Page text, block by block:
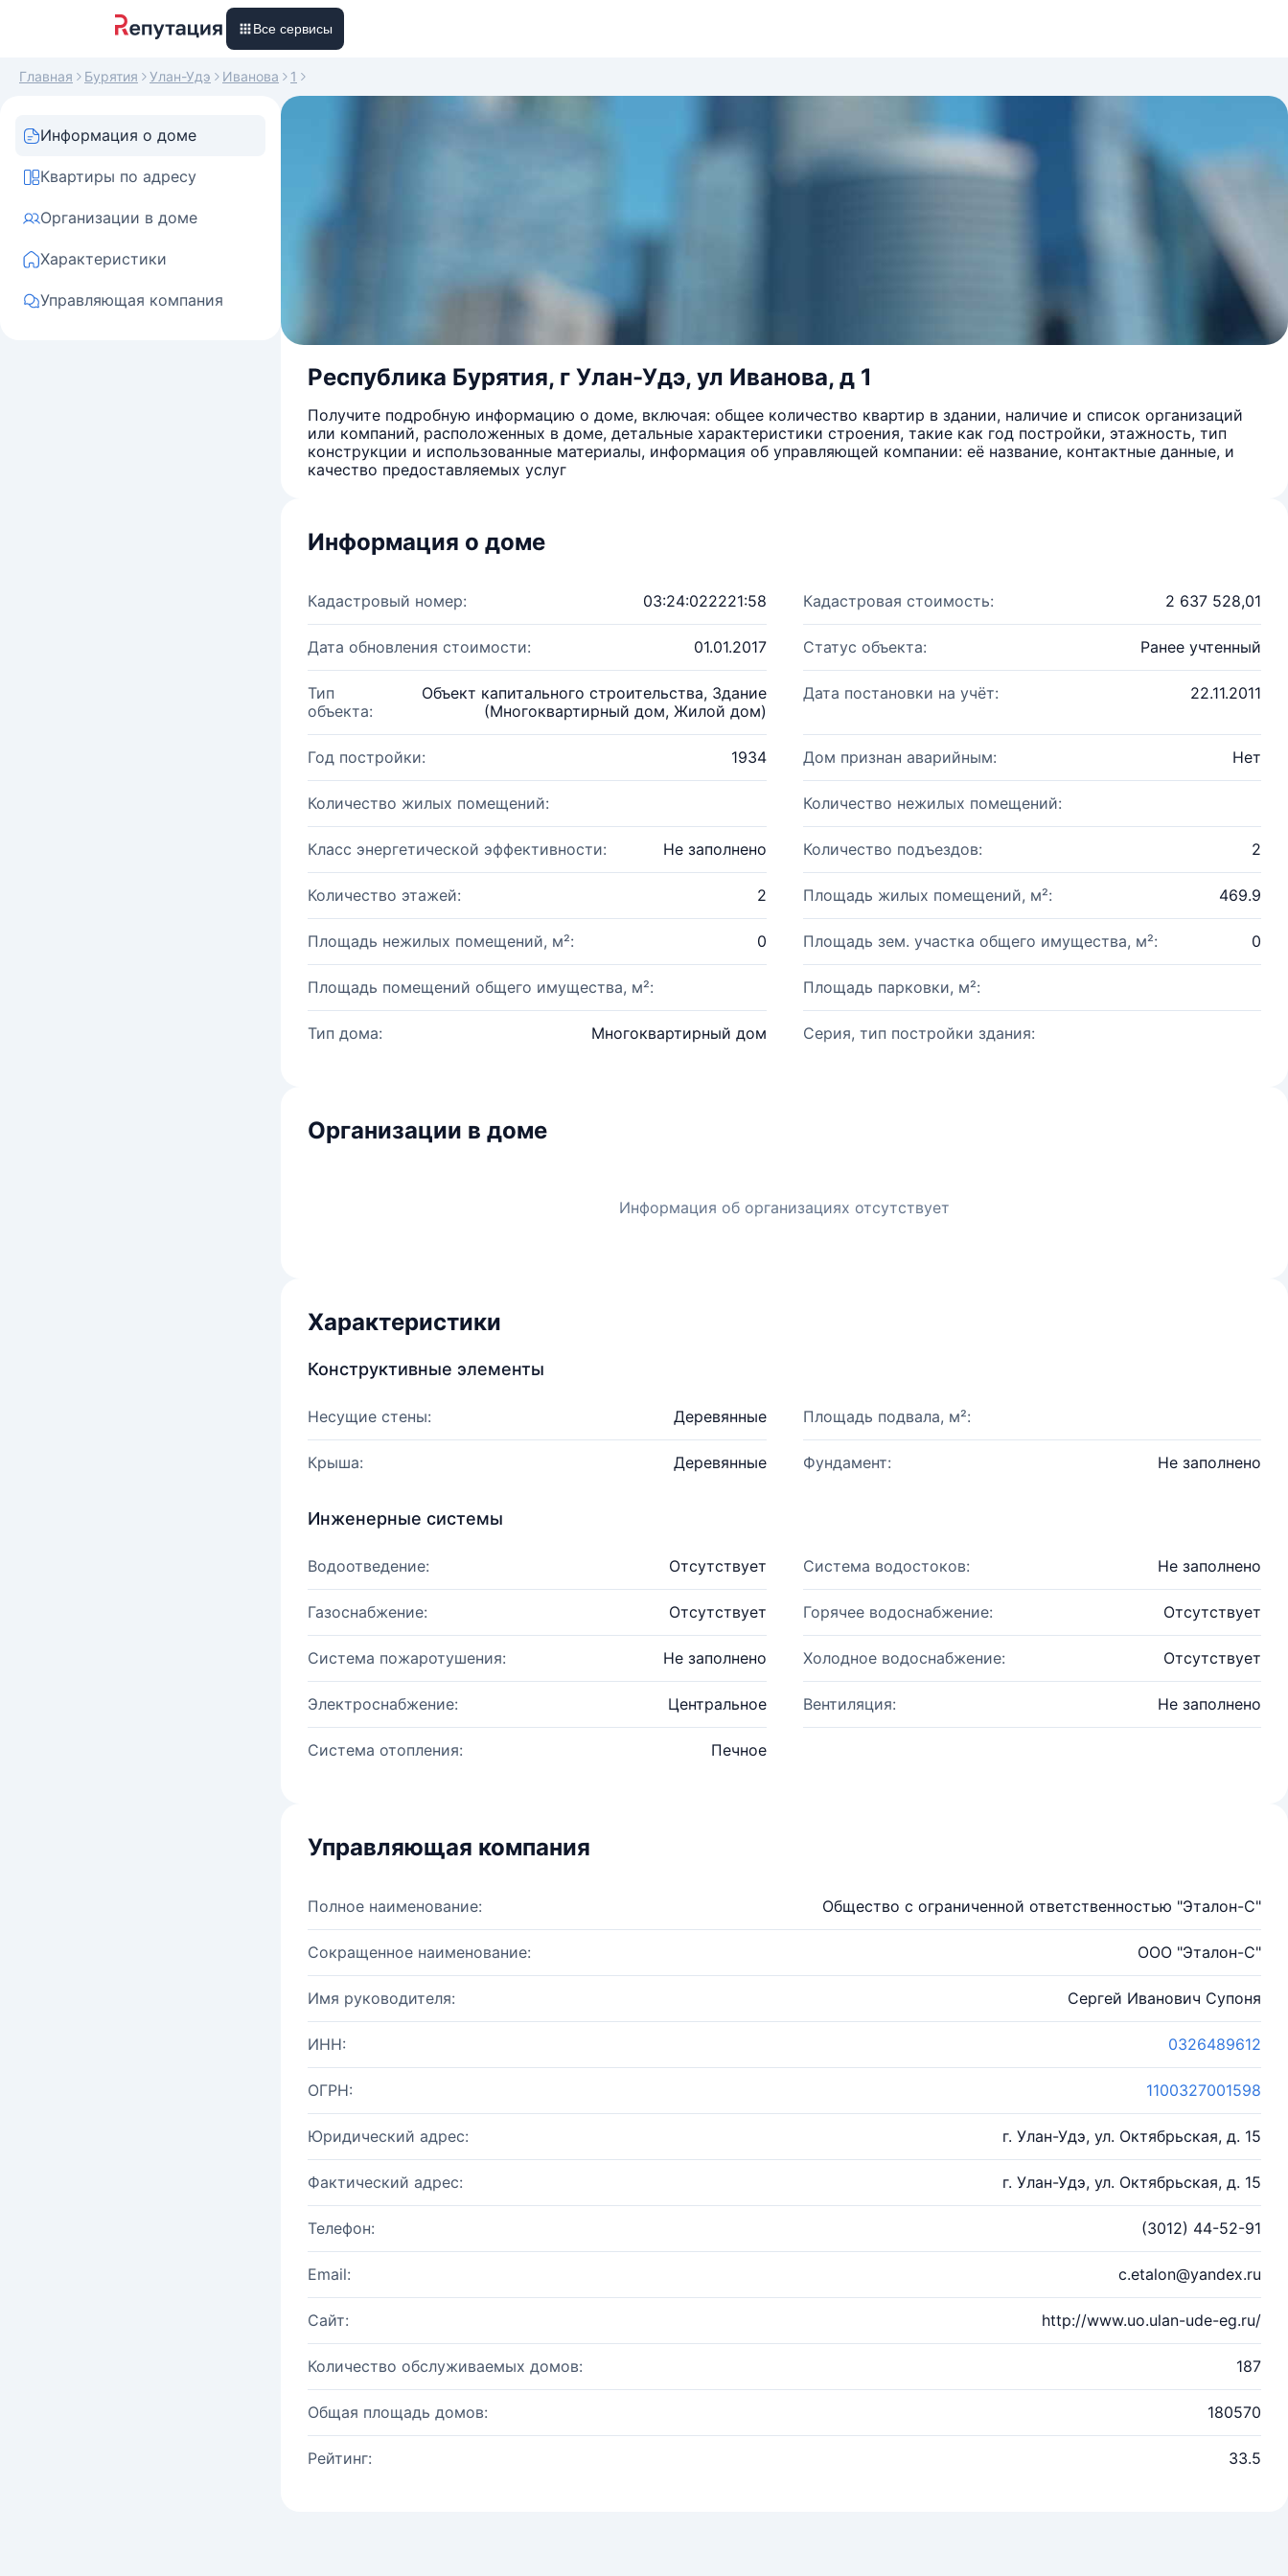
Все сервисы
Главная Бурятия Улан-Удэ Иванова 1
Информация о доме
Квартиры по адресу
Организации в доме
Характеристики
Управляющая компания
Республика Бурятия, г Улан-Удэ, ул Иванова, д 1
Получите подробную информацию о доме, включая: общее количество квартир в здании, наличие и список организаций
или компаний, расположенных в доме, детальные характеристики строения, такие как год постройки, этажность, тип
конструкции и использованные материалы, информация об управляющей компании: её название, контактные данные, и
качество предоставляемых услуг
Информация о доме
Кадастровый номер: 03:24:022221:58 Кадастровая стоимость: 2 637 528,01
Дата обновления стоимости: 01.01.2017 Статус объекта: Ранее учтенный
Тип
объекта:
Объект капитального строительства, Здание
(Многоквартирный дом, Жилой дом)
Дата постановки на учёт: 22.11.2011
Год постройки: 1934 Дом признан аварийным: Нет
Количество жилых помещений: Количество нежилых помещений:
Класс энергетической эффективности: Не заполнено Количество подъездов: 2
Количество этажей: 2 Площадь жилых помещений, м²: 469.9
Площадь нежилых помещений, м²: 0 Площадь зем. участка общего имущества, м²: 0
Площадь помещений общего имущества, м²: Площадь парковки, м²:
Тип дома: Многоквартирный дом Серия, тип постройки здания:
Организации в доме
Информация об организациях отсутствует
Характеристики
Конструктивные элементы
Несущие стены: Деревянные Площадь подвала, м²:
Крыша: Деревянные Фундамент: Не заполнено
Инженерные системы
Водоотведение: Отсутствует Система водостоков: Не заполнено
Газоснабжение: Отсутствует Горячее водоснабжение: Отсутствует
Система пожаротушения: Не заполнено Холодное водоснабжение: Отсутствует
Электроснабжение: Центральное Вентиляция: Не заполнено
Система отопления: Печное
Управляющая компания
Полное наименование: Общество с ограниченной ответственностью "Эталон-С"
Сокращенное наименование: ООО "Эталон-С"
Имя руководителя: Сергей Иванович Супоня
ИНН: 0326489612
ОГРН: 1100327001598
Юридический адрес: г. Улан-Удэ, ул. Октябрьская, д. 15
Фактический адрес: г. Улан-Удэ, ул. Октябрьская, д. 15
Телефон: (3012) 44-52-91
Email: c.etalon@yandex.ru
Сайт: http://www.uo.ulan-ude-eg.ru/
Количество обслуживаемых домов: 187
Общая площадь домов: 180570
Рейтинг: 33.5